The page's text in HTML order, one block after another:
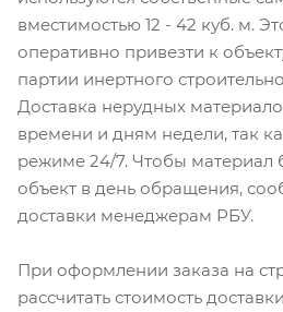
вместимостью 12 - 42 куб. м.
оперативно привезти к
партии инертного
Доставка нерудных
времени и дням недели, так
режиме 24/7. Чтобы материал
объект в день обращения,
доставки менеджерам РБУ.
При оформлении заказа на
рассчитать стоимость